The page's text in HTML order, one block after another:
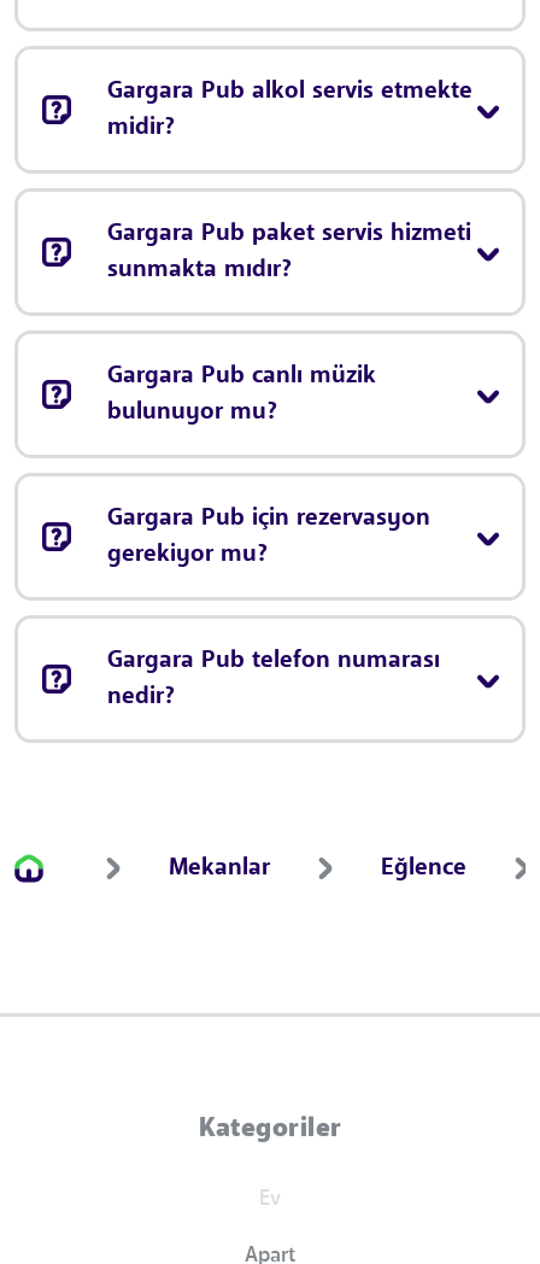
Gargara Pub alkol servis etmekte
midir?
Gargara Pub paket servis hizmeti
sunmakta mıdır?
Gargara Pub canlı müzik
bulunuyor mu?
Gargara Pub için rezervasyon
gerekiyor mu?
Gargara Pub telefon numarası
nedir?
Mekanlar Eğlence
Kategoriler
Ev
Apart